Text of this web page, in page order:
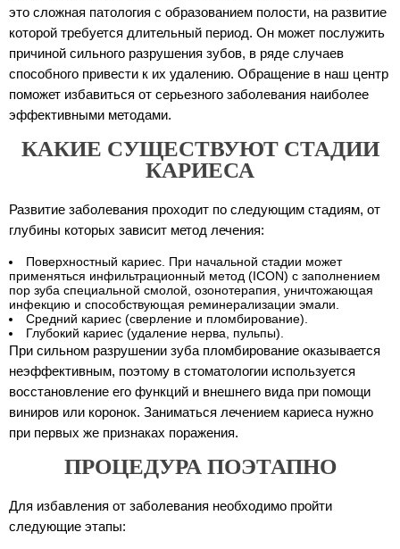
это сложная патология с образованием полости, на развитие
которой требуется длительный период. Он может послужить
причиной сильного разрушения зубов, в ряде случаев
способного привести к их удалению. Обращение в наш центр
поможет избавиться от серьезного заболевания наиболее
эффективными методами.
КАКИЕ СУЩЕСТВУЮТ СТАДИИ
КАРИЕСА
Развитие заболевания проходит по следующим стадиям, от
глубины которых зависит метод лечения:
Поверхностный кариес. При начальной стадии может
применяться инфильтрационный метод (ICON) с заполнением
пор зуба специальной смолой, озонотерапия, уничтожающая
инфекцию и способствующая реминерализации эмали.
Средний кариес (сверление и пломбирование).
Глубокий кариес (удаление нерва, пульпы).
При сильном разрушении зуба пломбирование оказывается
неэффективным, поэтому в стоматологии используется
восстановление его функций и внешнего вида при помощи
виниров или коронок. Заниматься лечением кариеса нужно
при первых же признаках поражения.
ПРОЦЕДУРА ПОЭТАПНО
Для избавления от заболевания необходимо пройти
следующие этапы: